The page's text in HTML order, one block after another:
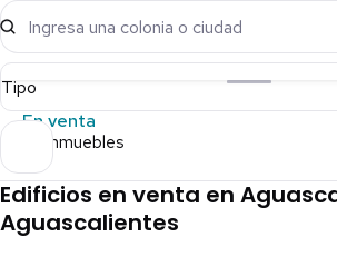
Ingresa una colonia o ciudad
Tipo
En venta
37 inmuebles
Edificios en venta en
Aguascalientes